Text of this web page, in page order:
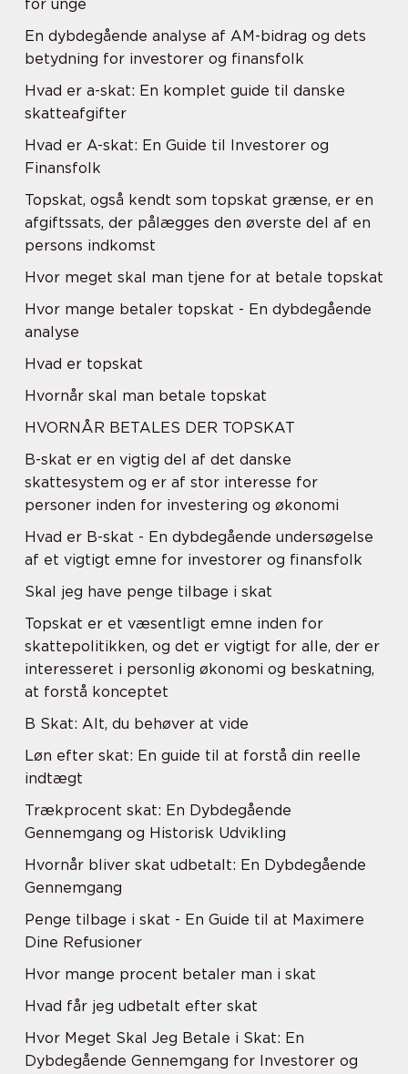
for unge
En dybdegående analyse af AM-bidrag og dets
betydning for investorer og finansfolk
Hvad er a-skat: En komplet guide til danske
skatteafgifter
Hvad er A-skat: En Guide til Investorer og
Finansfolk
Topskat, også kendt som topskat grænse, er en
afgiftssats, der pålægges den øverste del af en
persons indkomst
Hvor meget skal man tjene for at betale topskat
Hvor mange betaler topskat - En dybdegående
analyse
Hvad er topskat
Hvornår skal man betale topskat
HVORNÅR BETALES DER TOPSKAT
B-skat er en vigtig del af det danske
skattesystem og er af stor interesse for
personer inden for investering og økonomi
Hvad er B-skat - En dybdegående undersøgelse
af et vigtigt emne for investorer og finansfolk
Skal jeg have penge tilbage i skat
Topskat er et væsentligt emne inden for
skattepolitikken, og det er vigtigt for alle, der er
interesseret i personlig økonomi og beskatning,
at forstå konceptet
B Skat: Alt, du behøver at vide
Løn efter skat: En guide til at forstå din reelle
indtægt
Trækprocent skat: En Dybdegående
Gennemgang og Historisk Udvikling
Hvornår bliver skat udbetalt: En Dybdegående
Gennemgang
Penge tilbage i skat - En Guide til at Maximere
Dine Refusioner
Hvor mange procent betaler man i skat
Hvad får jeg udbetalt efter skat
Hvor Meget Skal Jeg Betale i Skat: En
Dybdegående Gennemgang for Investorer og